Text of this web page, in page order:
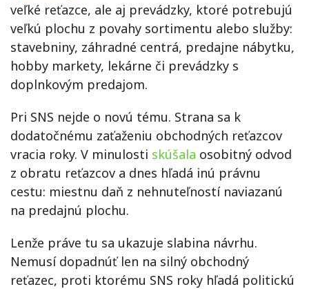
veľké reťazce, ale aj prevádzky, ktoré potrebujú
veľkú plochu z povahy sortimentu alebo služby:
stavebniny, záhradné centrá, predajne nábytku,
hobby markety, lekárne či prevádzky s
doplnkovým predajom.
Pri SNS nejde o novú tému. Strana sa k
dodatočnému zaťaženiu obchodných reťazcov
vracia roky. V minulosti skúšala osobitný odvod
z obratu reťazcov a dnes hľadá inú právnu
cestu: miestnu daň z nehnuteľností naviazanú
na predajnú plochu.
Lenže práve tu sa ukazuje slabina návrhu.
Nemusí dopadnúť len na silný obchodný
reťazec, proti ktorému SNS roky hľadá politickú